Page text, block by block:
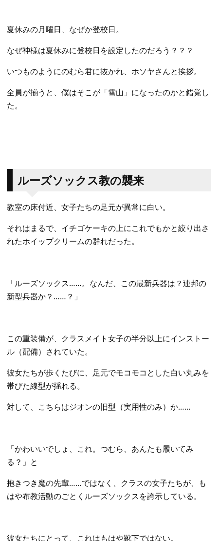
​夏休みの月曜日、なぜか登校日。
なぜ神様は夏休みに登校日を設定したのだろう？？？
いつものようにのむら君に抜かれ、ホソヤさんと挨拶。
全員が揃うと、僕はそこが「雪山」になったのかと錯覚し
た。
​ルーズソックス教の襲来
​教室の床付近、女子たちの足元が異常に白い。
それはまるで、イチゴケーキの上にこれでもかと絞り出さ
れたホイップクリームの群れだった。
​「ルーズソックス……。なんだ、この最新兵器は？連邦の
新型兵器か？……？」
​この重装備が、クラスメイト女子の半分以上にインストー
ル（配備）されていた。
彼女たちが歩くたびに、足元でモコモコとした白い丸みを
帯びた線型が揺れる。
対して、こちらはジオンの旧型（実用性のみ）か……
​「かわいいでしょ、これ。つむら、あんたも履いてみ
る？」と
​抱きつき魔の先輩……ではなく、クラスの女子たちが、も
はや布教活動のごとくルーズソックスを誇示している。
彼女たちにとって、これはもはや靴下ではない。